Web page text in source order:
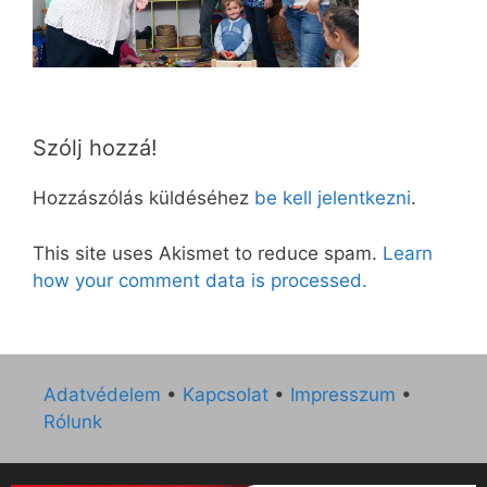
Szólj hozzá!
Hozzászólás küldéséhez be kell jelentkezni.
This site uses Akismet to reduce spam. Learn
how your comment data is processed.
Adatvédelem • Kapcsolat • Impresszum •
Rólunk